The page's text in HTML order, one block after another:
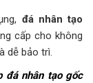
đá nhân tạo
cấp cho không
dễ bảo trì.
đá nhân tạo gốc